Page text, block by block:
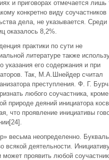
и приговорах отмечается лишь
конкретно виду соучастников
дела, не указывается. Среди
оказалось 8,2%.
практики по сути не
литературе также
указания его содержания и при
Так, М.А.Шнейдер считал
преступления. Ф. Г.
любого соучастника, кроме
природе деяний инициатора
что проявление инициативы
весьма неопределенно.
всякой деятельности.
проявить любой